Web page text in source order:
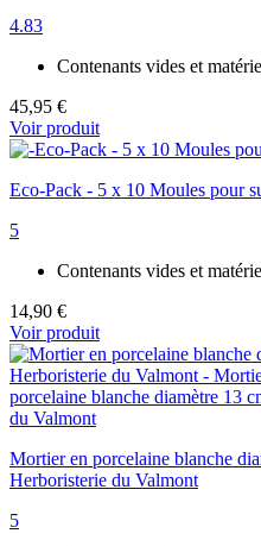
4.83
Contenants vides et
45,95 €
Voir produit
Eco-Pack - 5 x 10 Moules pour
5
Contenants vides et
14,90 €
Voir produit
Mortier en porcelaine blanche
Herboristerie du Valmont
5